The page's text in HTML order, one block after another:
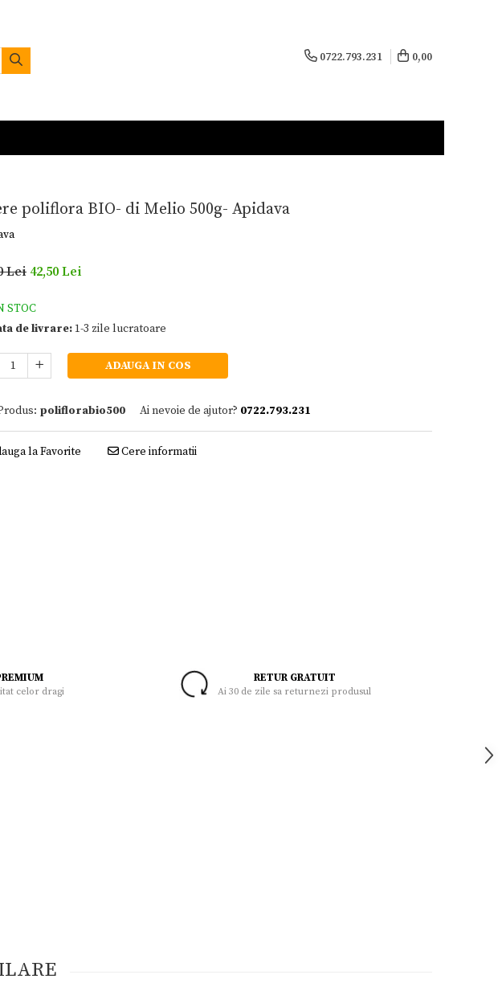
0722.793.231 0,00
poliflora BIO- di Melio 500g- Apidava
Lei 42,50 Lei
STOC
de livrare:1-3 zile lucratoare
ADAUGA IN COS
poliflorabio500 Ai nevoie de ajutor? 0722.793.231
la Favorite Cere informatii
celor dragi
RETUR GRATUIT
Ai 30 de zile sa returnezi produsul